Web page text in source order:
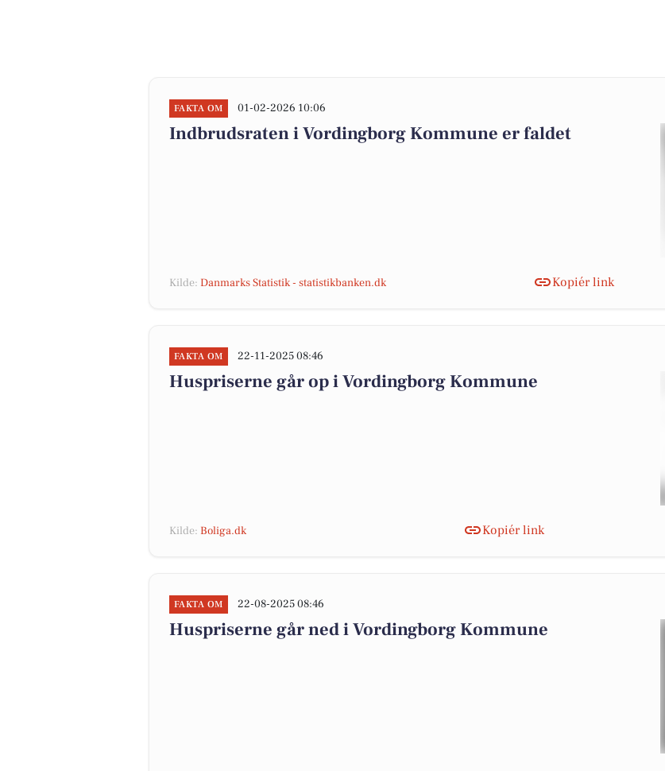
FAKTA OM 01-02-2026 10:06
Indbrudsraten i Vordingborg Kommune er faldet
Kilde: Danmarks Statistik - statistikbanken.dk Kopiér link
FAKTA OM 22-11-2025 08:46
Huspriserne går op i Vordingborg Kommune
Kilde: Boliga.dk Kopiér link
FAKTA OM 22-08-2025 08:46
Huspriserne går ned i Vordingborg Kommune